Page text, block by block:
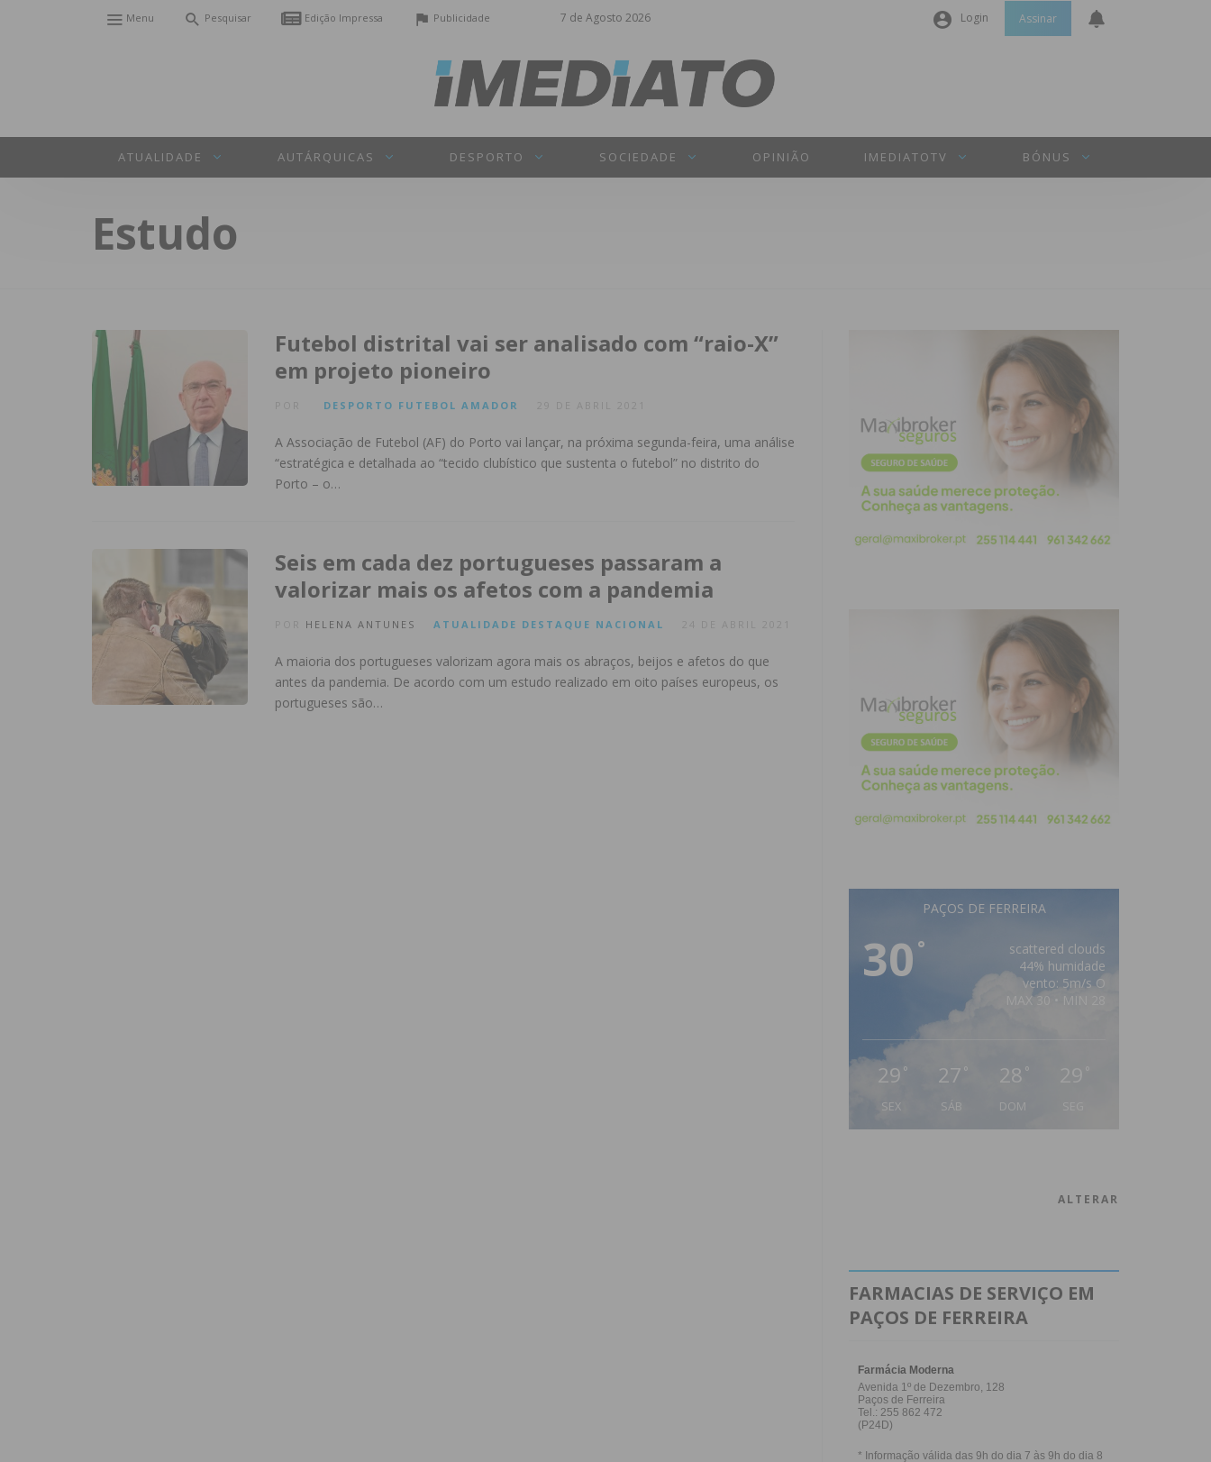
7 de Agosto 2026
Menu Pesquisar Edição Impressa Publicidade Login Assinar
ATUALIDADE AUTÁRQUICAS DESPORTO SOCIEDADE OPINIÃO IMEDIATOTV BÓNUS
Estudo
Futebol distrital vai ser analisado com “raio-X”
em projeto pioneiro
DESPORTO FUTEBOL AMADOR 29 DE ABRIL 2021
A Associação de Futebol (AF) do Porto vai lançar, na próxima segunda-feira, uma análise
“estratégica e detalhada ao “tecido clubístico que sustenta o futebol” no distrito do
Porto – o…
Seis em cada dez portugueses passaram a
valorizar mais os afetos com a pandemia
HELENA ANTUNES ATUALIDADE DESTAQUE NACIONAL 24 DE ABRIL 2021
A maioria dos portugueses valorizam agora mais os abraços, beijos e afetos do que
antes da pandemia. De acordo com um estudo realizado em oito países europeus, os
portugueses são…
PAÇOS DE FERREIRA
30 °
scattered clouds
44% humidade
vento: 5m/s O
MAX 30 • MIN 28
29 °
SEX
27 °
SÁB
28 °
DOM
29 °
ALTERAR
FARMACIAS DE SERVIÇO EM
PAÇOS DE FERREIRA